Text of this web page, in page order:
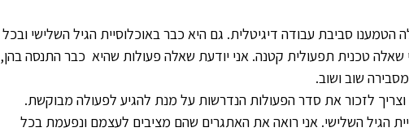
הטמענו סביבת עבודה דיגיטלית. גם היא כבר באוכלוסיית הגיל השלישי ובכל
טכנית תפעולית קטנה. אני יודעת שאלה פעולות שהיא  כבר התנסה בהן,
שוב ושוב.
וצריך לזכור את סדר הפעולות הנדרשות על מנת להגיע לפעולה מבוקשת.
הגיל השלישי. אני רואה את האתגרים שהם מציבים לעצמם ונפעמת בכל